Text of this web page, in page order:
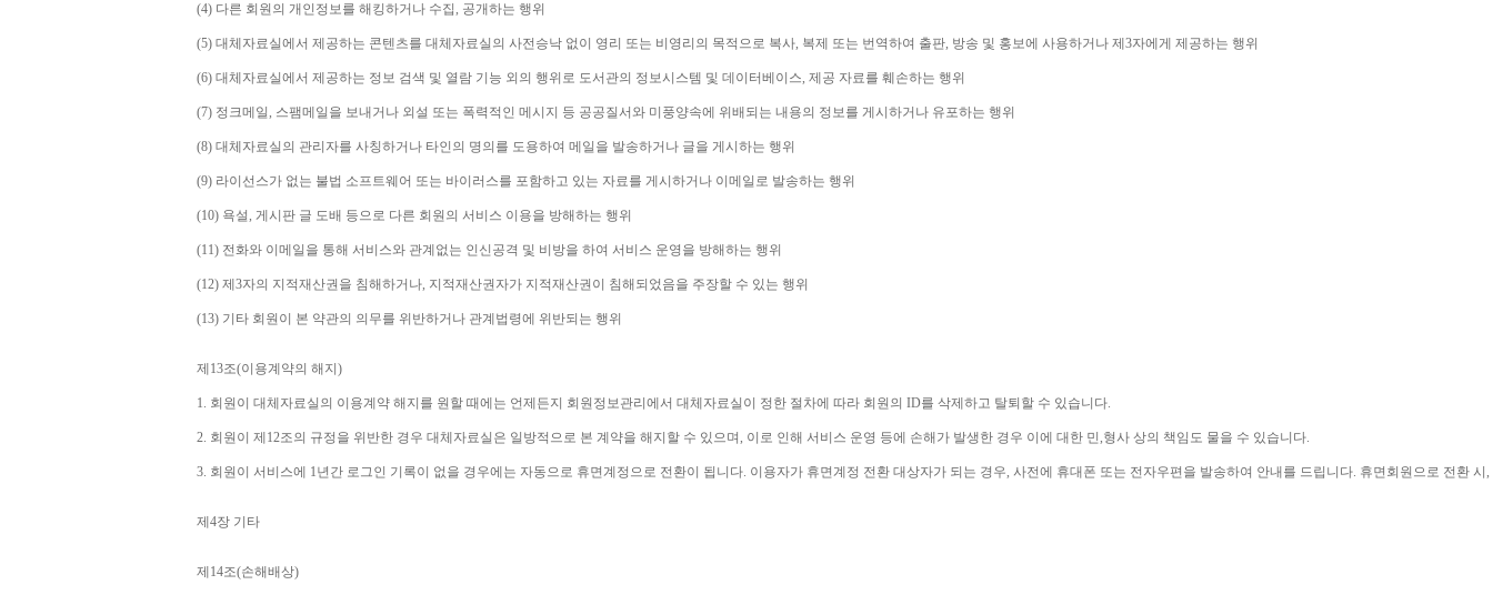
(4) 다른 회원의 개인정보를 해킹하거나 수집, 공개하는 행위
(5) 대체자료실에서 제공하는 콘텐츠를 대체자료실의 사전승낙 없이 영리 또는 비영리의 목적으로 복사, 복제 또는 번역하여 출판, 방송 및 홍보에 사용하거나 제 3자에게 제공하는 행위
(6) 대체자료실에서 제공하는 정보 검색 및 열람 기능 외의 행위로 도서관의 정보시스템 및 데이터베이스, 제공 자료를 훼손하는 행위
(7) 정크메일 , 스팸메일을 보내거나 외설 또는 폭력적인 메시지 등 공공질서와 미풍양속에 위배되는 내용의 정보를 게시하거나 유포하는 행위
(8) 대체자료실의 관리자를 사칭하거나 타인의 명의를 도용하여 메일을 발송하거나 글을 게시하는 행위
(9) 라이선스가 없는 불법 소프트웨어 또는 바이러스를 포함하고 있는 자료를 게시하거나 이메일로 발송하는 행위
(10) 욕설, 게시판 글 도배 등으로 다른 회원의 서비스 이용을 방해하는 행위
(11) 전화와 이메일을 통해 서비스와 관계없는 인신공격 및 비방을 하여 서비스 운영을 방해하는 행위
(12) 제 3자의 지적재산권을 침해하거나, 지적재산권자가 지적재산권이 침해되었음을 주장할 수 있는 행위
(13) 기타 회원이 본 약관의 의무를 위반하거나 관계법령에 위반되는 행위
제 13조(이용계약의 해지 )
1. 회원이 대체자료실의 이용계약 해지를 원할 때에는 언제든지 회원정보관리에서 대체자료실이 정한 절차에 따라 회원의 ID를 삭제하고 탈퇴할 수 있습니다.
2. 회원이 제 12조의 규정을 위반한 경우 대체자료실은 일방적으로 본 계약을 해지할 수 있으며, 이로 인해 서비스 운영 등에 손해가 발생한 경우 이에 대한 민,형사 상의 책임도 물을 수 있습니다.
3. 회원이 서비스에 1년간 로그인 기록이 없을 경우에는 자동으로 휴면계정으로 전환이 됩니다. 이용자가 휴면계정 전환 대상자가 되는 경우, 사전에 휴대폰 또는 전자우편을 발송하여 안내를 드립니다. 휴면회원으로 전환 시 ,
제 4장 기타
제 14조(손해배상)